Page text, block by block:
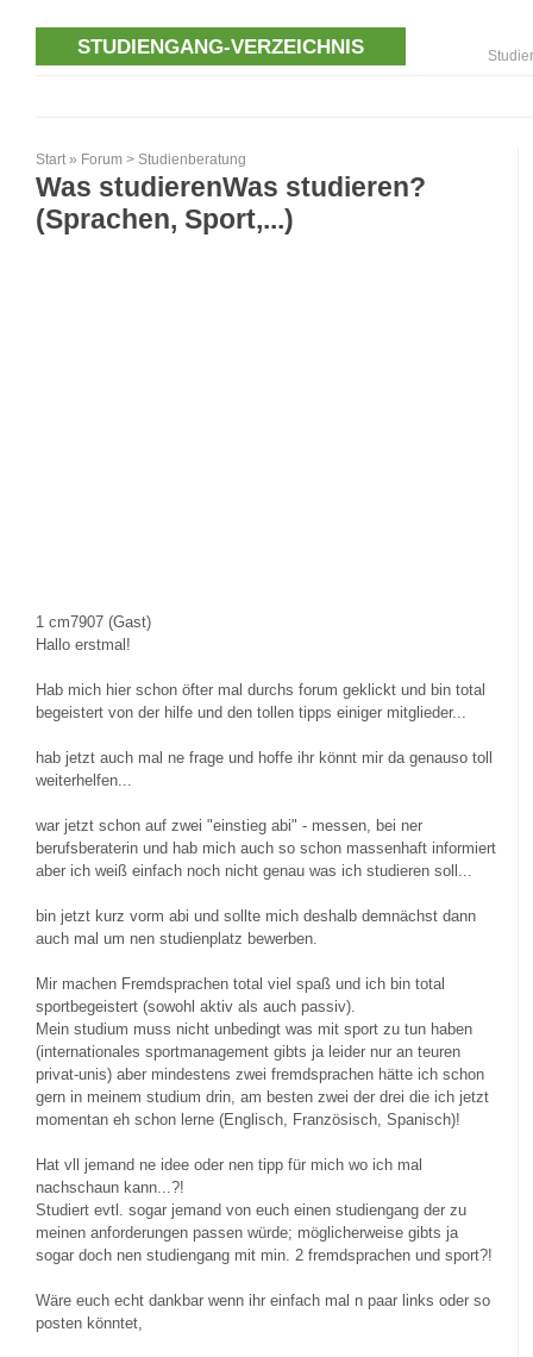
STUDIENGANG-VERZEICHNIS
Start » Forum > Studienberatung
Was studierenWas studieren?
(Sprachen, Sport,...)
1 cm7907 (Gast)
Hallo erstmal!
Hab mich hier schon öfter mal durchs forum geklickt und bin total
begeistert von der hilfe und den tollen tipps einiger mitglieder...
hab jetzt auch mal ne frage und hoffe ihr könnt mir da genauso toll
weiterhelfen...
war jetzt schon auf zwei "einstieg abi" - messen, bei ner
berufsberaterin und hab mich auch so schon massenhaft informiert
aber ich weiß einfach noch nicht genau was ich studieren soll...
bin jetzt kurz vorm abi und sollte mich deshalb demnächst dann
auch mal um nen studienplatz bewerben.
Mir machen Fremdsprachen total viel spaß und ich bin total
sportbegeistert (sowohl aktiv als auch passiv).
Mein studium muss nicht unbedingt was mit sport zu tun haben
(internationales sportmanagement gibts ja leider nur an teuren
privat-unis) aber mindestens zwei fremdsprachen hätte ich schon
gern in meinem studium drin, am besten zwei der drei die ich jetzt
momentan eh schon lerne (Englisch, Französisch, Spanisch)!
Hat vll jemand ne idee oder nen tipp für mich wo ich mal
nachschaun kann...?!
Studiert evtl. sogar jemand von euch einen studiengang der zu
meinen anforderungen passen würde; möglicherweise gibts ja
sogar doch nen studiengang mit min. 2 fremdsprachen und sport?!
Wäre euch echt dankbar wenn ihr einfach mal n paar links oder so
posten könntet,